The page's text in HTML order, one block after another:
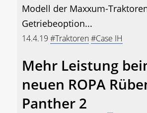
Modell der Maxxum-
Getriebeoption...
14.4.19 #Traktoren#Case IH
Mehr Leistung
neuen ROPA
Panther 2